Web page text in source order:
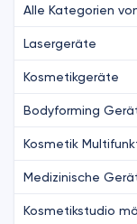
Alle Kategorien
Lasergeräte
Kosmetikgeräte
Bodyforming
Kosmetik
Medizinische
Kosmetikstudio